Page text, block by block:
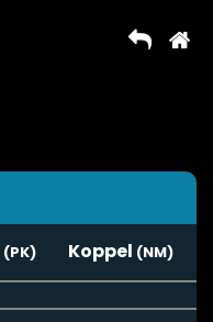
Koppel